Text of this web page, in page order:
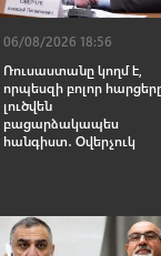
06/08/2026 18:56
Ռուսաստանը կողմ է,
որպեսզի բոլոր
լուծվեն
բացարձակապես
հանգիստ․ Օվերչուկ